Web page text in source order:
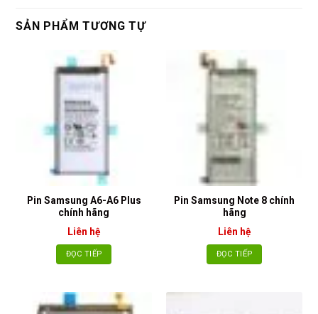
SẢN PHẨM TƯƠNG TỰ
Pin Samsung A6-A6 Plus
chính hãng
Liên hệ
ĐỌC TIẾP
Pin Samsung Note 8 chính
hãng
Liên hệ
ĐỌC TIẾP